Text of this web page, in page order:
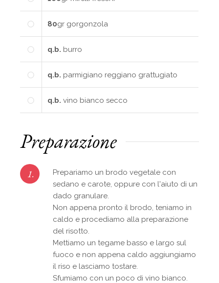
80gr gorgonzola
q.b. burro
q.b. parmigiano reggiano grattugiato
q.b. vino bianco secco
Preparazione
1.
Prepariamo un brodo vegetale con
sedano e carote, oppure con l'aiuto di un
dado granulare.
Non appena pronto il brodo, teniamo in
caldo e procediamo alla preparazione
del risotto.
Mettiamo un tegame basso e largo sul
fuoco e non appena caldo aggiungiamo
il riso e lasciamo tostare.
Sfumiamo con un poco di vino bianco.